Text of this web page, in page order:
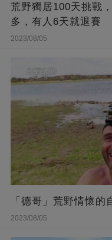
荒野獨居100天挑戰
多，有人6天就退賽
2023/08/05
「德哥」荒野情懷
2023/08/05